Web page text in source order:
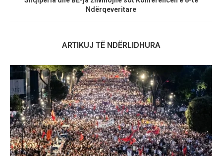
Ndërqeveritare
ARTIKUJ TË NDËRLIDHURA